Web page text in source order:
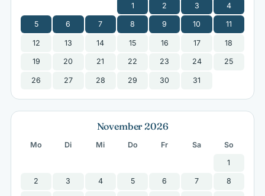
1
2 3 4
5 6 7 8 9 10 11
12 13 14 15 16 17 18
19 20 21 22 23 24 25
26 27 28 29 30 31
November 2026
Mo Di Mi Do Fr Sa
So
1
2 3 4 5 6 7 8